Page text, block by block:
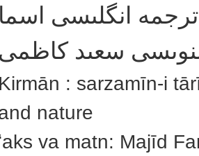
انگلىسى اسما
سعىد کاظمى
Kirmān : sarzamīn-i
nature
va matn: Majīd